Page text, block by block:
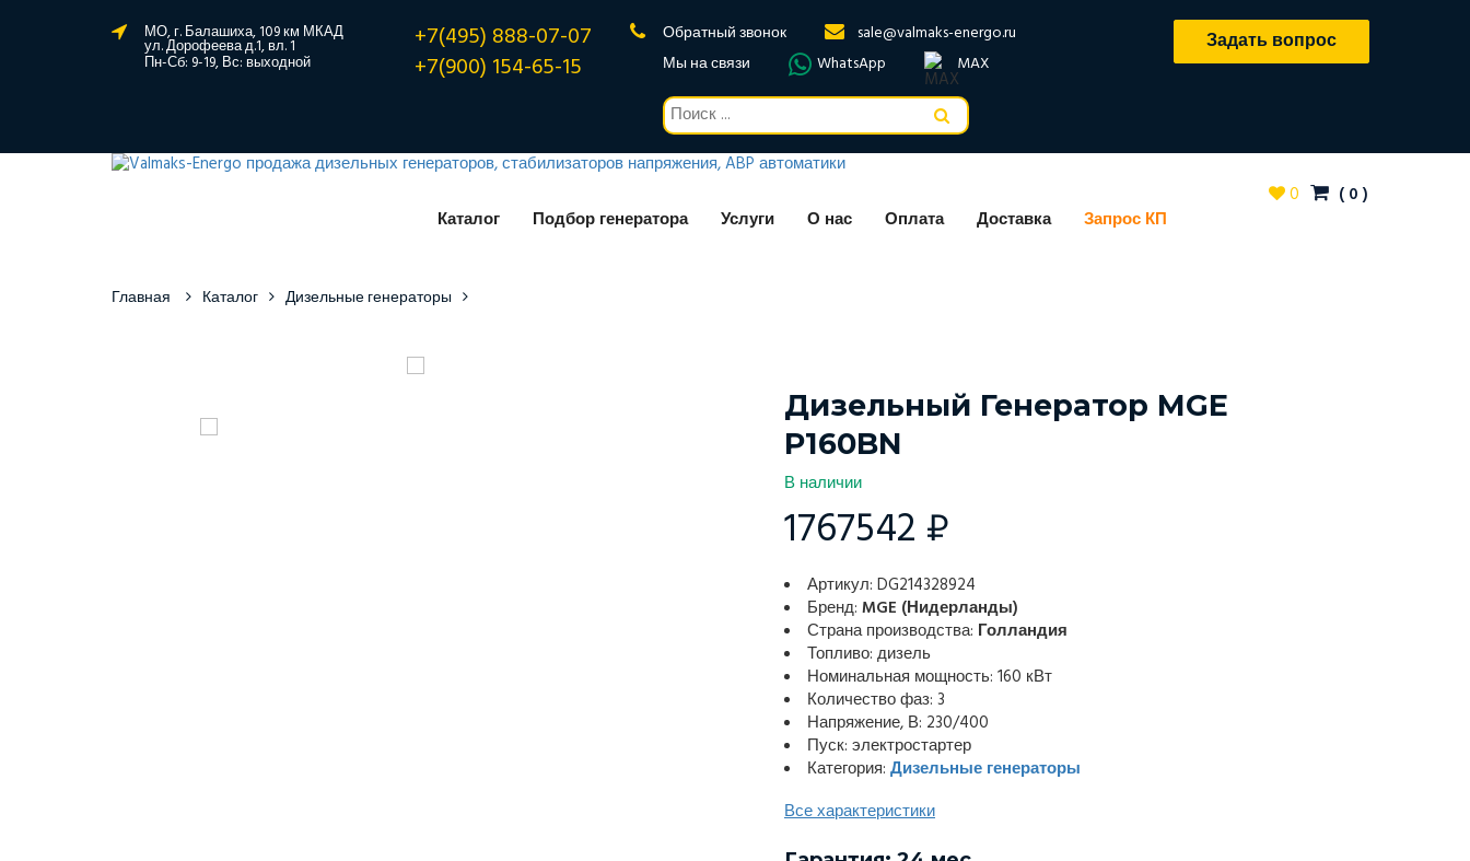
МО, г. Балашиха, 109 км МКАД
ул. Дорофеева д.1, вл. 1
Пн-Сб: 9-19, Вс: выходной
+7(495) 888-07-07
+7(900) 154-65-15
Обратный звонок
sale@valmaks-energo.ru
Мы на связи
WhatsApp MAX
Задать вопрос
Каталог Подбор генератора Услуги О нас Оплата Доставка Запрос КП
0 ( 0)
Главная Каталог Дизельные генераторы
Дизельный Генератор MGE
P160BN
В наличии
1767542 ₽
Артикул: DG214328924
Бренд: MGE (Нидерланды)
Страна производства: Голландия
Топливо: дизель
Номинальная мощность: 160 кВт
Количество фаз: 3
Напряжение, В: 230/400
Пуск: электростартер
Категория: Дизельные генераторы
Все характеристики